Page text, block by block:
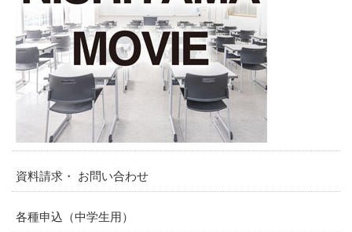
資料請求・ お問い合わせ
各種申込（中学生用）